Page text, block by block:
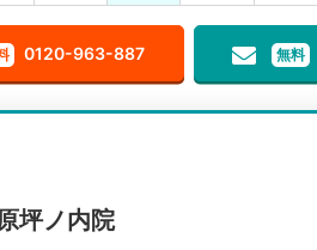
0120-963-887 無料
坪ノ内院